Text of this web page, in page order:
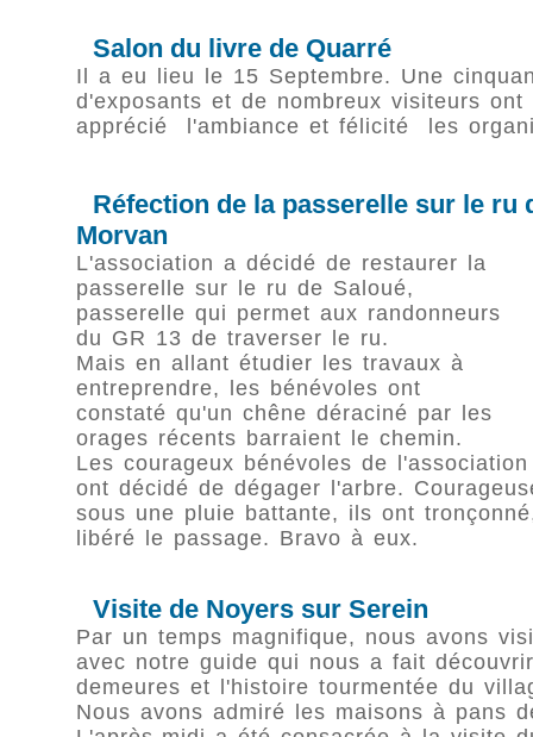
Salon du livre de Quarré
Il a eu lieu le 15 Septembre. Une
d'exposants et de nombreux visiteurs ont
apprécié l'ambiance et félicité les
Réfection de la passerelle sur le ru
Morvan
L'association a décidé de restaurer la
passerelle sur le ru de Saloué,
passerelle qui permet aux randonneurs
du GR 13 de traverser le ru.
Mais en allant étudier les travaux à
entreprendre, les bénévoles ont
constaté qu'un chêne déraciné par les
orages récents barraient le chemin.
Les courageux bénévoles de
ont décidé de dégager l'arbre.
sous une pluie battante, ils ont
libéré le passage. Bravo à eux.
Visite de Noyers sur Serein
Par un temps magnifique, nous avons
avec notre guide qui nous a fait
demeures et l'histoire tourmentée du
Nous avons admiré les maisons à pans